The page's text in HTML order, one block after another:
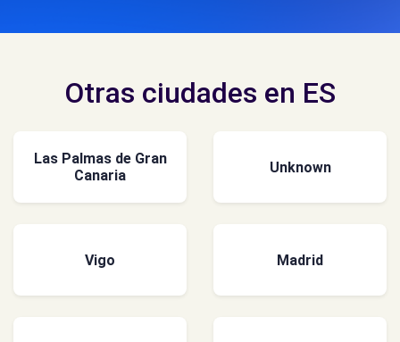
Otras ciudades en ES
Las Palmas de Gran
Canaria
Unknown
Vigo Madrid